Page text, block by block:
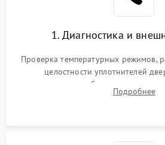
работе
2000 ₽
1000 ₽
1800 ₽
1. Диагностика и
Проверка температурных режимов,
целостности уплотнителей
сопротивления обмоток мотора,
считывание кодов ошибок с
Подробнее